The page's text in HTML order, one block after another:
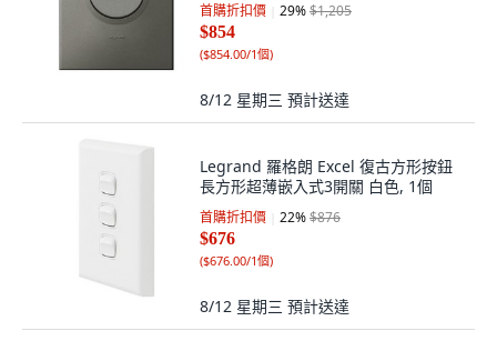
首購折扣價 29%$1,205
$854
($854.00/1個)
8/12 星期三 預計送達
Legrand 羅格朗 Excel 復古方形按鈕
長方形超薄嵌入式3開關 白色, 1個
首購折扣價 22%$876
$676
($676.00/1個)
8/12 星期三 預計送達